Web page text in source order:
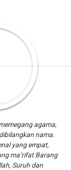
agama,
nama.
yang empat,
ma’rifat Barang
Suruh dan